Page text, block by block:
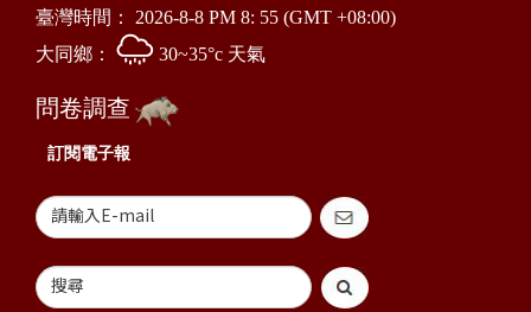
臺灣時間： 2026-8-8 PM 8: 55 (GMT +08:00)
大同鄉：
30~35°c 天氣
問卷調查
訂閱電子報